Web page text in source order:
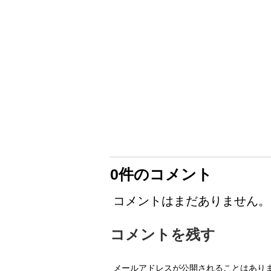
0件のコメント
コメントはまだありません。
コメントを残す
メールアドレスが公開されることはあり